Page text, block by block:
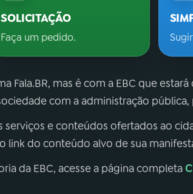
SOLICITAÇÃO
Faça um pedido.
Fala.BR, mas é com a EBC que estará
com a administração
serviços e conteúdos ofertados ao
link do conteúdo alvo de sua
da EBC, acesse a página completa